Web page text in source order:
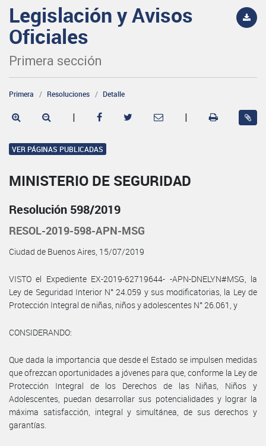
Legislación y Avisos
Oficiales
Primera sección
Primera Resoluciones Detalle
| |
VER PÁGINAS PUBLICADAS
MINISTERIO DE SEGURIDAD
Resolución 598/2019
RESOL-2019-598-APN-MSG
Ciudad de Buenos Aires, 15/07/2019
VISTO el Expediente EX-2019-62719644- -APN-DNELYN#MSG, la
Ley de Seguridad Interior N° 24.059 y sus modificatorias, la Ley de
Protección Integral de niñas, niños y adolescentes N° 26.061, y
CONSIDERANDO:
Que dada la importancia que desde el Estado se impulsen medidas
que ofrezcan oportunidades a jóvenes para que, conforme la Ley de
Protección Integral de los Derechos de las Niñas, Niños y
Adolescentes, puedan desarrollar sus potencialidades y lograr la
máxima satisfacción, integral y simultánea, de sus derechos y
garantías.